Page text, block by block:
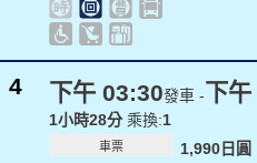
4 下午 03:30發車 -下
1小時28分 乘換:1
車票 1,990日圓